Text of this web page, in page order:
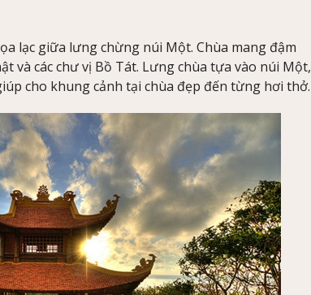
lạc giữa lưng chừng núi Một. Chùa mang đậm
và các chư vị Bồ Tát. Lưng chùa tựa vào núi Một,
cho khung cảnh tại chùa đẹp đến từng hơi thở.